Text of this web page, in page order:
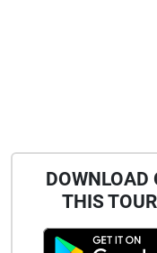
DOWNLOAD
THIS